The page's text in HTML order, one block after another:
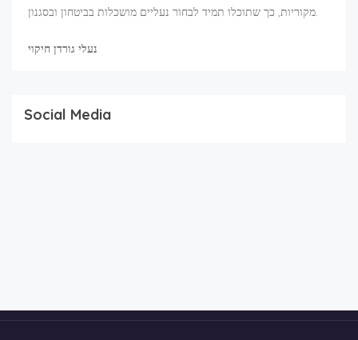
מקוריות, כך שתוכלו תמיד לבחור נעליים מושכלות בביטחון ובסגנון.
נעלי גורדן חיקוי
Social Media